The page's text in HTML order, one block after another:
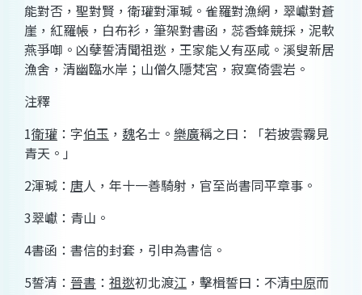
能對否，聖對賢，衛瓘對渾瑊。雀羅對漁網，翠巘對蒼
崖，紅羅帳，白布衫，筆架對書函，蕊香蜂競採，泥軟
燕爭啣。凶孽誓清聞祖逖，王家能乂有巫咸。溪叟新居
漁舍，清幽臨水岸；山僧久隱梵宮，寂寞倚雲岩。
注釋
1衛瓘 ：字伯玉 ， 魏名士。 樂廣稱之曰：「若披雲霧見
青天。」
2渾瑊： 唐人，年十一善騎射，官至尚書同平章事。
3翠巘：青山。
4書函：書信的封套，引申為書信。
5誓清： 晉書 ： 祖逖初北渡江 ，擊楫誓曰：不清中原而